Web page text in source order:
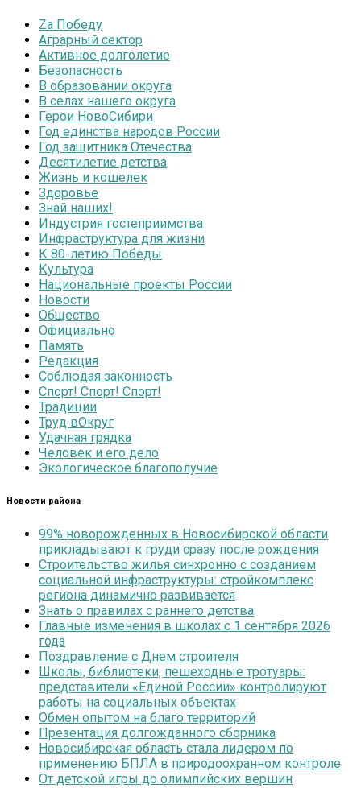
Zа Победу
Аграрный сектор
Активное долголетие
Безопасность
В образовании округа
В селах нашего округа
Герои НовоСибири
Год единства народов России
Год защитника Отечества
Десятилетие детства
Жизнь и кошелек
Здоровье
Знай наших!
Индустрия гостеприимства
Инфраструктура для жизни
К 80-летию Победы
Культура
Национальные проекты России
Новости
Общество
Официально
Память
Редакция
Соблюдая законность
Спорт! Спорт! Спорт!
Традиции
Труд вОкруг
Удачная грядка
Человек и его дело
Экологическое благополучие
Новости района
99% новорожденных в Новосибирской области
прикладывают к груди сразу после рождения
Строительство жилья синхронно с созданием
социальной инфраструктуры: стройкомплекс
региона динамично развивается
Знать о правилах с раннего детства
Главные изменения в школах с 1 сентября 2026
года
Поздравление с Днем строителя
Школы, библиотеки, пешеходные тротуары:
представители «Единой России» контролируют
работы на социальных объектах
Обмен опытом на благо территорий
Презентация долгожданного сборника
Новосибирская область стала лидером по
применению БПЛА в природоохранном контроле
От детской игры до олимпийских вершин